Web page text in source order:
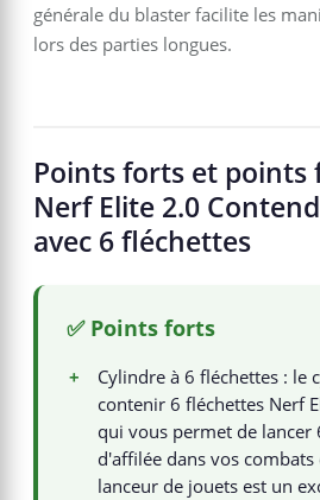
générale du blaster facilite les
lors des parties longues.
Points forts et points
Nerf Elite 2.0
avec 6 fléchettes
✅ Points forts
+
Cylindre à 6 fléchettes : le
contenir 6 fléchettes Nerf
qui vous permet de lancer
d'affilée dans vos combats
lanceur de jouets est un